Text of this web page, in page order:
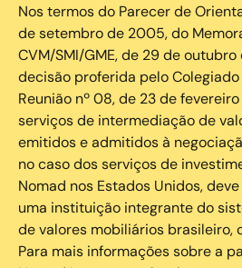
Nos termos do Parecer de
de setembro de 2005, do
CVM/SMI/GME, de 29 de
decisão proferida pelo
Reunião nº 08, de 23 de
serviços de intermediação de
emitidos e admitidos à
no caso dos serviços de
Nomad nos Estados Unidos,
uma instituição integrante do
de valores mobiliários brasileiro,
Para mais informações sobre a